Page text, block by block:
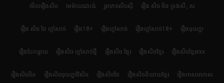
មើលរឿងសិច មេម៉ាយដោះធំ រួមភេទសិចស៊ី រឿង សិច ចិន ត្រង់សីុស
រឿង សិច ថៃ ក្តៅសាច់ រឿង18+ រឿងក្ដៅសាច់ រឿងក្ដៅសាច់18+ រឿងចុយគ្នា
រឿងបែកធ្លាយ រឿងសិច ក្តៅសាច់ថ្មី រឿងសិច ខ្មែរ រឿងសិចខ្មែរ រឿងសិចខ្មែរxxx
រឿងសិចចិន រឿងសិចចុយគ្នាវ៉ៃសិច រឿងសិចថៃ រឿងសិចនិយាយខ្មែរ រឿងអាសអាភាស